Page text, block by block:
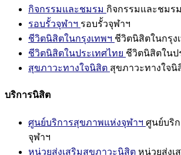
กิจกรรมและชมรม กิจกรรมและชมรม
รอบรั้วจุฬาฯ รอบรั้วจุฬาฯ
ชีวิตนิสิตในกรุงเทพฯ ชีวิตนิสิตในกรุง
ชีวิตนิสิตในประเทศไทย ชีวิตนิสิตในป
สุขภาวะทางใจนิสิต สุขภาวะทางใจนิ
บริการนิสิต
ศูนย์บริการสุขภาพแห่งจุฬาฯ ศูนย์บริ
จุฬาฯ
หน่วยส่งเสริมสุขภาวะนิสิต หน่วยส่งเ